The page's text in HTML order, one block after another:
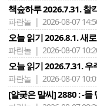
책숲하루 2026.7.31. 찰
파란놀 | 2026-08-07
오늘 읽기 2026.8.1. 새
파란놀 | 2026-08-07
오늘 읽기 2026.7.31.
파란놀 | 2026-08-07
[얄궂은 말씨] 2880 : -들